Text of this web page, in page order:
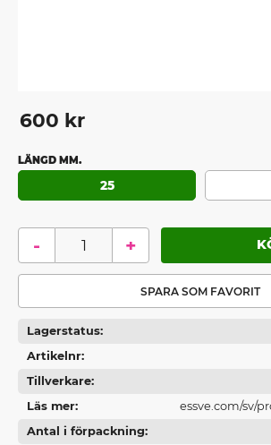
600 kr
LÄNGD MM.
25
+
-
Lägg till i
Lagerstatus
Artikelnr
Tillverkare
Läs mer
essve.com/sv/
Antal i förpackning